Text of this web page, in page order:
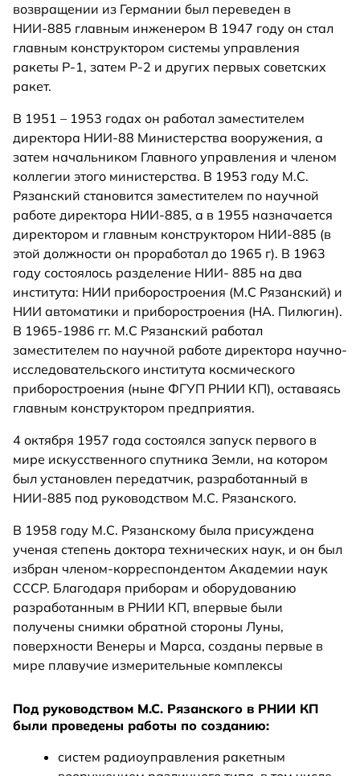
возвращении из Германии был переведен в
НИИ-885 главным инженером В 1947 году он стал
главным конструктором системы управления
ракеты Р-1, затем Р-2 и других первых советских
ракет.
В 1951 – 1953 годах он работал заместителем
директора НИИ-88 Министерства вооружения, а
затем начальником Главного управления и членом
коллегии этого министерства. В 1953 году М.С.
Рязанский становится заместителем по научной
работе директора НИИ-885, а в 1955 назначается
директором и главным конструктором НИИ-885 (в
этой должности он проработал до 1965 г). В 1963
году состоялось разделение НИИ- 885 на два
института: НИИ приборостроения (М.С Рязанский) и
НИИ автоматики и приборостроения (НА. Пилюгин).
В 1965-1986 гг. М.С Рязанский работал
заместителем по научной работе директора научно-
исследовательского института космического
приборостроения (ныне ФГУП РНИИ КП), оставаясь
главным конструктором предприятия.
4 октября 1957 года состоялся запуск первого в
мире искусственного спутника Земли, на котором
был установлен передатчик, разработанный в
НИИ-885 под руководством М.С. Рязанского.
В 1958 году М.С. Рязанскому была присуждена
ученая степень доктора технических наук, и он был
избран членом-корреспондентом Академии наук
СССР. Благодаря приборам и оборудованию
разработанным в РНИИ КП, впервые были
получены снимки обратной стороны Луны,
поверхности Венеры и Марса, созданы первые в
мире плавучие измерительные комплексы
Под руководством М.С. Рязанского в РНИИ КП
были проведены работы по созданию:
систем радиоуправления ракетным